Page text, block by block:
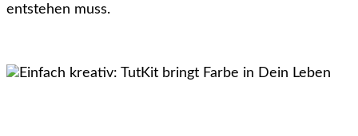
entstehen muss.